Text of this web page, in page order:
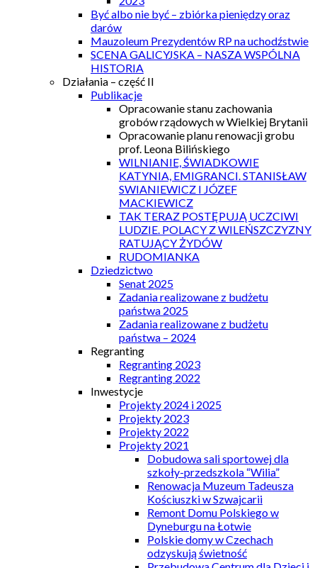
Być albo nie być – zbiórka pieniędzy oraz
darów
Mauzoleum Prezydentów RP na uchodźstwie
SCENA GALICYJSKA – NASZA WSPÓLNA
HISTORIA
Działania – część II
Publikacje
Opracowanie stanu zachowania
grobów rządowych w Wielkiej Brytanii
Opracowanie planu renowacji grobu
prof. Leona Bilińskiego
WILNIANIE, ŚWIADKOWIE
KATYNIA, EMIGRANCI. STANISŁAW
SWIANIEWICZ I JÓZEF
MACKIEWICZ
TAK TERAZ POSTĘPUJĄ UCZCIWI
LUDZIE. POLACY Z WILEŃSZCZYZNY
RATUJĄCY ŻYDÓW
RUDOMIANKA
Dziedzictwo
Senat 2025
Zadania realizowane z budżetu
państwa 2025
Zadania realizowane z budżetu
państwa – 2024
Regranting
Regranting 2023
Regranting 2022
Inwestycje
Projekty 2024 i 2025
Projekty 2023
Projekty 2022
Projekty 2021
Dobudowa sali sportowej dla
szkoły-przedszkola “Wilia”
Renowacja Muzeum Tadeusza
Kościuszki w Szwajcarii
Remont Domu Polskiego w
Dyneburgu na Łotwie
Polskie domy w Czechach
odzyskują świetność